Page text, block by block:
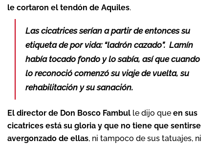
le cortaron el tendón de Aquiles.
Las cicatrices serían a partir de entonces su
etiqueta de por vida: “ladrón cazado”. Lamín
había tocado fondo y lo sabía, así que cuando
lo reconoció comenzó su viaje de vuelta, su
rehabilitación y su sanación.
El director de Don Bosco Fambul le dijo que en sus
cicatrices está su gloria y que no tiene que sentirse
avergonzado de ellas, ni tampoco de sus tatuajes, ni